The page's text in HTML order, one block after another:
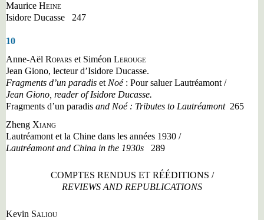
Maurice Heine
Isidore Ducasse
247
10
Anne-Aël Ropars et Siméon Lerouge
Jean Giono, lecteur d’Isidore Ducasse.
Fragments d’un paradis et Noé : Pour saluer Lautréamont /
Jean Giono, reader of Isidore Ducasse.
Fragments d’un paradis and Noé : Tributes to Lautréamont 265
Zheng Xiang
Lautréamont et la Chine dans les années 1930 /
Lautréamont and China in the 1930s
289
COMPTES RENDUS ET RÉÉDITIONS /
REVIEWS AND REPUBLICATIONS
Kevin Saliou